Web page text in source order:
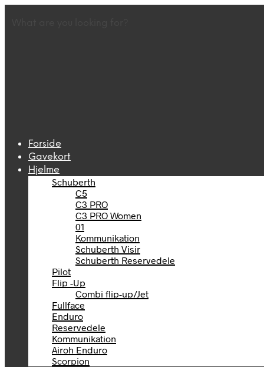
Forside
Gavekort
Hjelme
Schuberth
C5
C3 PRO
C3 PRO Women
01
Kommunikation
Schuberth Visir
Schuberth Reservedele
Pilot
Flip -Up
Combi flip-up/Jet
Fullface
Enduro
Reservedele
Kommunikation
Airoh Enduro
Scorpion